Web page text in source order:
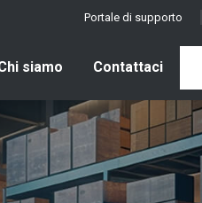
Portale di supporto
siamo Contattaci